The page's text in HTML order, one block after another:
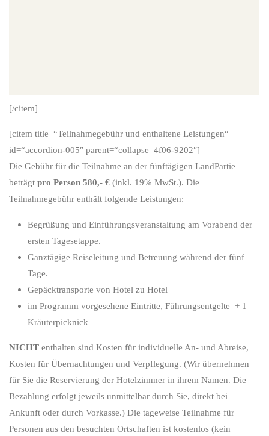
[/citem]
[citem title=“Teilnahmegebühr und enthaltene Leistungen“
id=“accordion-005″ parent=“collapse_4f06-9202″]
Die Gebühr für die Teilnahme an der fünftägigen LandPartie
beträgtpro Person 580,- € (inkl. 19% MwSt.). Die
Teilnahmegebühr enthält folgende Leistungen:
Begrüßung und Einführungsveranstaltung am Vorabend der
ersten Tagesetappe.
Ganztägige Reiseleitung und Betreuung während der fünf
Tage.
Gepäcktransporte von Hotel zu Hotel
im Programm vorgesehene Eintritte, Führungsentgelte + 1
Kräuterpicknick
NICHT enthalten sind Kosten für individuelle An- und Abreise,
Kosten für Übernachtungen und Verpflegung. (Wir übernehmen
für Sie die Reservierung der Hotelzimmer in ihrem Namen. Die
Bezahlung erfolgt jeweils unmittelbar durch Sie, direkt bei
Ankunft oder durch Vorkasse.) Die tageweise Teilnahme für
Personen aus den besuchten Ortschaften ist kostenlos (kein